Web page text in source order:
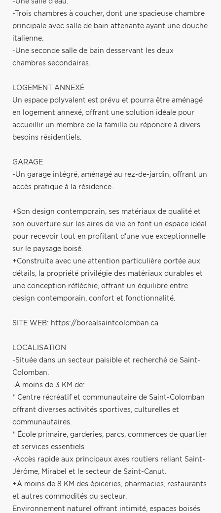
-Une salle d'eau.
-Trois chambres à coucher, dont une spacieuse chambre
principale avec salle de bain attenante ayant une douche
italienne.
-Une seconde salle de bain desservant les deux
chambres secondaires.
LOGEMENT ANNEXÉ
Un espace polyvalent est prévu et pourra être aménagé
en logement annexé, offrant une solution idéale pour
accueillir un membre de la famille ou répondre à divers
besoins résidentiels.
GARAGE
-Un garage intégré, aménagé au rez-de-jardin, offrant un
accès pratique à la résidence.
+Son design contemporain, ses matériaux de qualité et
son ouverture sur les aires de vie en font un espace idéal
pour recevoir tout en profitant d'une vue exceptionnelle
sur le paysage boisé.
+Construite avec une attention particulière portée aux
détails, la propriété privilégie des matériaux durables et
une conception réfléchie, offrant un équilibre entre
design contemporain, confort et fonctionnalité.
SITE WEB: https://borealsaintcolomban.ca
LOCALISATION
-Située dans un secteur paisible et recherché de Saint-
Colomban.
-À moins de 3 KM de:
* Centre récréatif et communautaire de Saint-Colomban
offrant diverses activités sportives, culturelles et
communautaires.
* École primaire, garderies, parcs, commerces de quartier
et services essentiels
-Accès rapide aux principaux axes routiers reliant Saint-
Jérôme, Mirabel et le secteur de Saint-Canut.
+À moins de 8 KM des épiceries, pharmacies, restaurants
et autres commodités du secteur.
Environnement naturel offrant intimité, espaces boisés